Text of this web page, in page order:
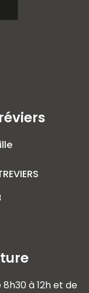
à 12h et de